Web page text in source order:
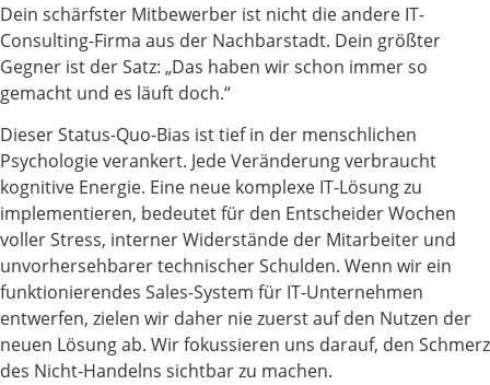
Dein schärfster Mitbewerber ist nicht die andere IT-
Consulting-Firma aus der Nachbarstadt. Dein größter
Gegner ist der Satz: „Das haben wir schon immer so
gemacht und es läuft doch.“
Dieser Status-Quo-Bias ist tief in der menschlichen
Psychologie verankert. Jede Veränderung verbraucht
kognitive Energie. Eine neue komplexe IT-Lösung zu
implementieren, bedeutet für den Entscheider Wochen
voller Stress, interner Widerstände der Mitarbeiter und
unvorhersehbarer technischer Schulden. Wenn wir ein
funktionierendes Sales-System für IT-Unternehmen
entwerfen, zielen wir daher nie zuerst auf den Nutzen der
neuen Lösung ab. Wir fokussieren uns darauf, den Schmerz
des Nicht-Handelns sichtbar zu machen.